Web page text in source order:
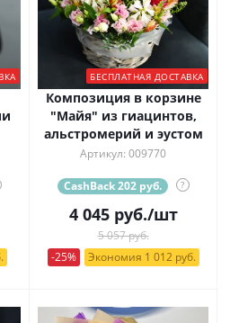
БЕСПЛАТНАЯ ДОСТАВКА
Композиция в корзине
"Майя" из гиацинтов,
альстромерий и эустом
Артикул: 009770
CashBack 202 руб. ?
4 045руб./шт
5 057 руб.
-25%
Экономия 1 012 руб.